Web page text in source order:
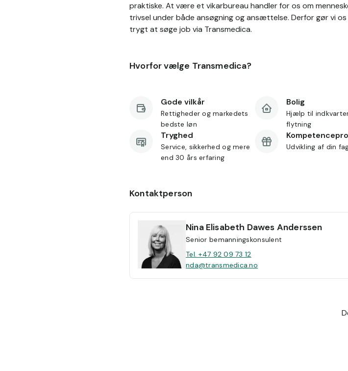
praktiske. At være et vikarbureau handler for os om
trivsel under både ansøgning og ansættelse. Derfor gør vi
trygt at søge job via Transmedica.
Hvorfor vælge Transmedica?
Gode vilkår
Rettigheder og markedets
bedste løn
Bolig
Hjælp til
flytning
Tryghed
Service, sikkerhed og mere
end 30 års erfaring
Udvikling af din
Kontaktperson
Nina Elisabeth Dawes Anderssen
Senior bemanningskonsulent
Tel. +47 92 09 73 12
nda@transmedica.no